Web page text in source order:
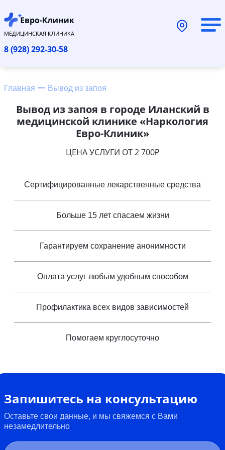
МЕДИЦИНСКАЯ КЛИНИКА
8 (928) 292-30-58
Главная Вывод из запоя
Вывод из запоя в городе Иланский в
медицинской клинике «Наркология
Евро-Клиник»
ЦЕНА УСЛУГИ ОТ 2 700₽
Сертифицированные лекарственные средства
Больше 15 лет спасаем жизни
Гарантируем сохранение анонимности
Оплата услуг любым удобным способом
Профилактика всех видов зависимостей
Помогаем круглосуточно
Запишитесь на консультацию
Оставьте свои данные, и мы свяжемся с Вами
незамедлительно